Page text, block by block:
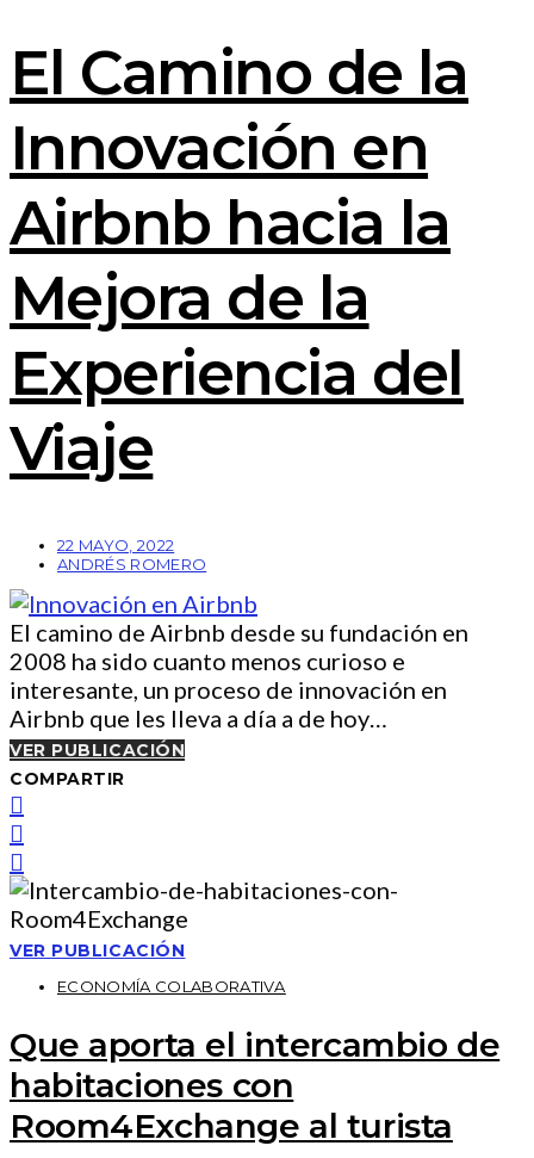
El Camino de la
Innovación en
Airbnb hacia la
Mejora de la
Experiencia del
Viaje
22 MAYO, 2022
ANDRÉS ROMERO
El camino de Airbnb desde su fundación en
2008 ha sido cuanto menos curioso e
interesante, un proceso de innovación en
Airbnb que les lleva a día a de hoy…
VER PUBLICACIÓN
COMPARTIR
VER PUBLICACIÓN
ECONOMÍA COLABORATIVA
Que aporta el intercambio de
habitaciones con
Room4Exchange al turista